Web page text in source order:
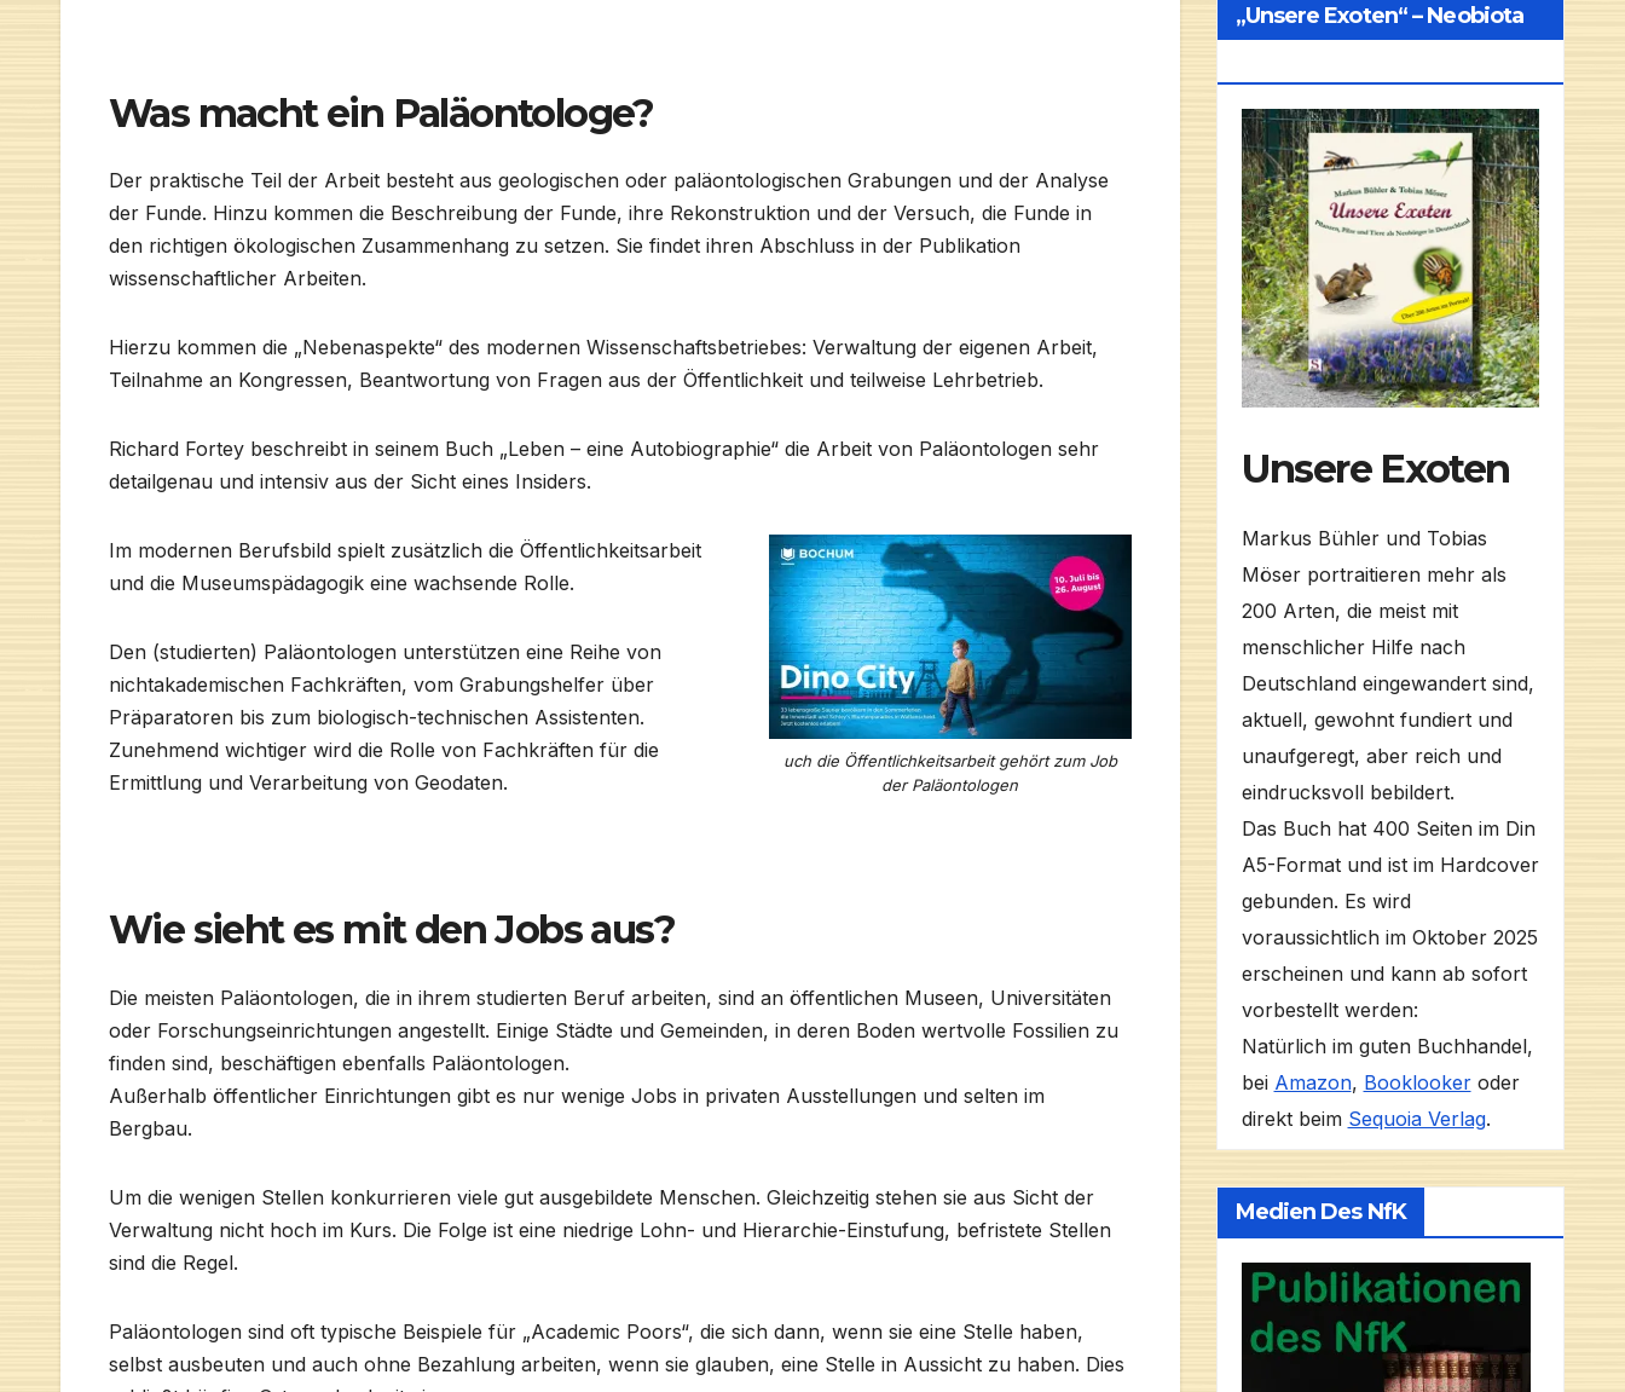
Was macht ein Paläontologe?
Der praktische Teil der Arbeit besteht aus geologischen oder paläontologischen Grabungen und der Analyse
der Funde. Hinzu kommen die Beschreibung der Funde, ihre Rekonstruktion und der Versuch, die Funde in
den richtigen ökologischen Zusammenhang zu setzen. Sie findet ihren Abschluss in der Publikation
wissenschaftlicher Arbeiten.
Hierzu kommen die „Nebenaspekte“ des modernen Wissenschaftsbetriebes: Verwaltung der eigenen Arbeit,
Teilnahme an Kongressen, Beantwortung von Fragen aus der Öffentlichkeit und teilweise Lehrbetrieb.
Richard Fortey beschreibt in seinem Buch „Leben – eine Autobiographie“ die Arbeit von Paläontologen sehr
detailgenau und intensiv aus der Sicht eines Insiders.
uch die Öffentlichkeitsarbeit gehört zum Job
der Paläontologen
Im modernen Berufsbild spielt zusätzlich die Öffentlichkeitsarbeit
und die Museumspädagogik eine wachsende Rolle.
Den (studierten) Paläontologen unterstützen eine Reihe von
nichtakademischen Fachkräften, vom Grabungshelfer über
Präparatoren bis zum biologisch-technischen Assistenten.
Zunehmend wichtiger wird die Rolle von Fachkräften für die
Ermittlung und Verarbeitung von Geodaten.
Wie sieht es mit den Jobs aus?
Die meisten Paläontologen, die in ihrem studierten Beruf arbeiten, sind an öffentlichen Museen, Universitäten
oder Forschungseinrichtungen angestellt. Einige Städte und Gemeinden, in deren Boden wertvolle Fossilien zu
finden sind, beschäftigen ebenfalls Paläontologen.
Außerhalb öffentlicher Einrichtungen gibt es nur wenige Jobs in privaten Ausstellungen und selten im
Bergbau.
Um die wenigen Stellen konkurrieren viele gut ausgebildete Menschen. Gleichzeitig stehen sie aus Sicht der
Verwaltung nicht hoch im Kurs. Die Folge ist eine niedrige Lohn- und Hierarchie-Einstufung, befristete Stellen
sind die Regel.
Paläontologen sind oft typische Beispiele für „Academic Poors“, die sich dann, wenn sie eine Stelle haben,
selbst ausbeuten und auch ohne Bezahlung arbeiten, wenn sie glauben, eine Stelle in Aussicht zu haben. Dies
„Unsere Exoten“ – Neobiota
Unsere Exoten
Markus Bühler und Tobias
Möser portraitieren mehr als
200 Arten, die meist mit
menschlicher Hilfe nach
Deutschland eingewandert sind,
aktuell, gewohnt fundiert und
unaufgeregt, aber reich und
eindrucksvoll bebildert.
Das Buch hat 400 Seiten im Din
A5-Format und ist im Hardcover
gebunden. Es wird
voraussichtlich im Oktober 2025
erscheinen und kann ab sofort
vorbestellt werden:
Natürlich im guten Buchhandel,
bei Amazon, Booklookeroder
direkt beim Sequoia Verlag.
Medien Des NfK